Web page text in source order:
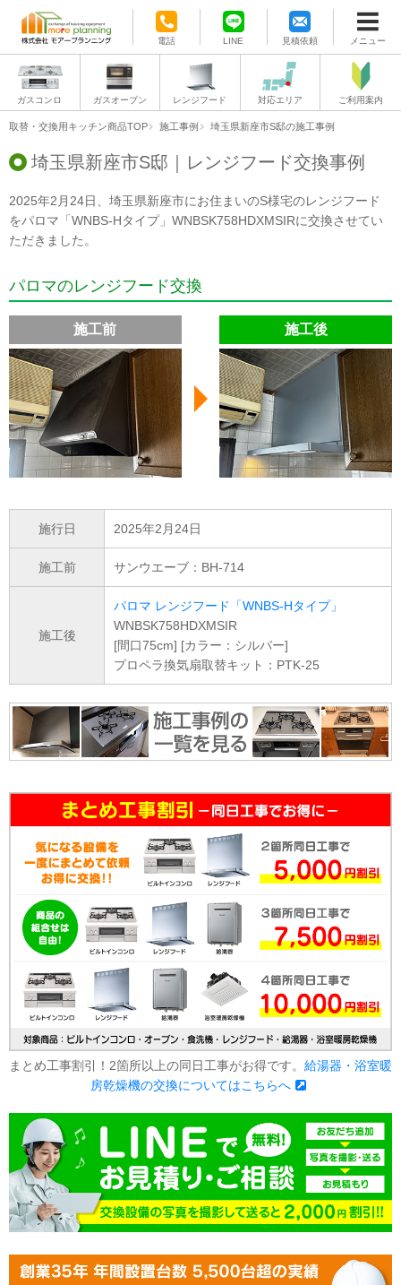
電話 LINE 見積依頼 メニュー
ガスコンロ ガスオーブン レンジフード 対応エリア ご利用案内
取替・交換用キッチン商品TOP 施工事例 埼玉県新座市S邸の施工事例
埼玉県新座市S邸｜レンジフード交換事例
2025年2月24日、埼玉県新座市にお住まいのS様宅のレンジフード
をパロマ「WNBS-Hタイプ」WNBSK758HDXMSIRに交換させてい
ただきました。
パロマのレンジフード交換
施工前 施工後
施行日 2025年2月24日
施工前 サンウエーブ：BH-714
施工後
パロマ レンジフード「WNBS-Hタイプ」
WNBSK758HDXMSIR
[間口75cm] [カラー：シルバー]
プロペラ換気扇取替キット：PTK-25
まとめ工事割引！2箇所以上の同日工事がお得です。 給湯器・浴室暖
房乾燥機の交換についてはこちらへ